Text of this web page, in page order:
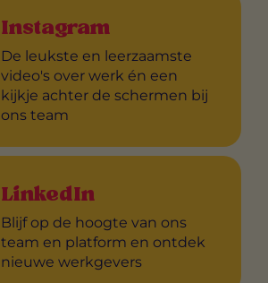
Instagram
De leukste en leerzaamste
video's over werk én een
kijkje achter de schermen bij
ons team
LinkedIn
Blijf op de hoogte van ons
team en platform en ontdek
nieuwe werkgevers